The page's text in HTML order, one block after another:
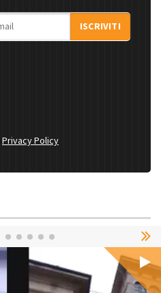
ISCRIVITI
Privacy Policy